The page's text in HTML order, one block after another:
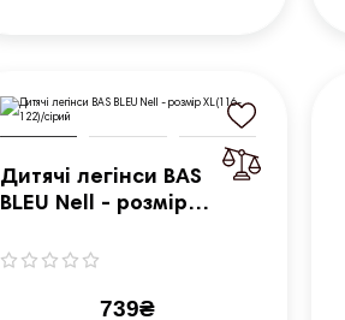
Дитячі легінси BAS
BLEU Nell - розмір
739₴